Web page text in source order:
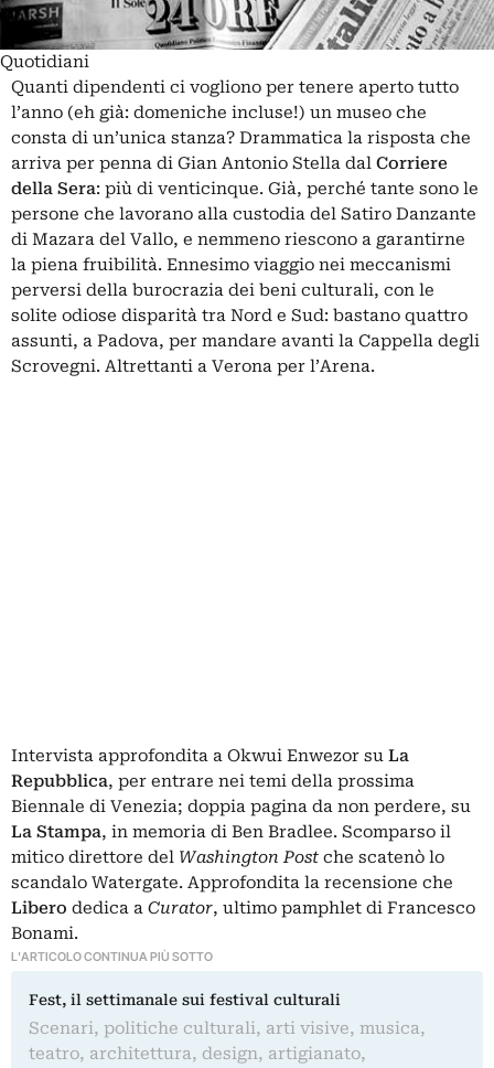
Quotidiani
Quanti dipendenti ci vogliono per tenere aperto tutto
l’anno (eh già: domeniche incluse!) un museo che
consta di un’unica stanza? Drammatica la risposta che
arriva per penna di Gian Antonio Stella dal Corriere
della Sera: più di venticinque. Già, perché tante sono le
persone che lavorano alla custodia del Satiro Danzante
di Mazara del Vallo, e nemmeno riescono a garantirne
la piena fruibilità. Ennesimo viaggio nei meccanismi
perversi della burocrazia dei beni culturali, con le
solite odiose disparità tra Nord e Sud: bastano quattro
assunti, a Padova, per mandare avanti la Cappella degli
Scrovegni. Altrettanti a Verona per l’Arena.
Intervista approfondita a Okwui Enwezor su La
Repubblica, per entrare nei temi della prossima
Biennale di Venezia; doppia pagina da non perdere, su
La Stampa, in memoria di Ben Bradlee. Scomparso il
mitico direttore del Washington Post che scatenò lo
scandalo Watergate. Approfondita la recensione che
Libero dedica a Curator, ultimo pamphlet di Francesco
Bonami.
L'ARTICOLO CONTINUA PIÙ SOTTO
Fest, il settimanale sui festival culturali
Scenari, politiche culturali, arti visive, musica,
teatro, architettura, design, artigianato,